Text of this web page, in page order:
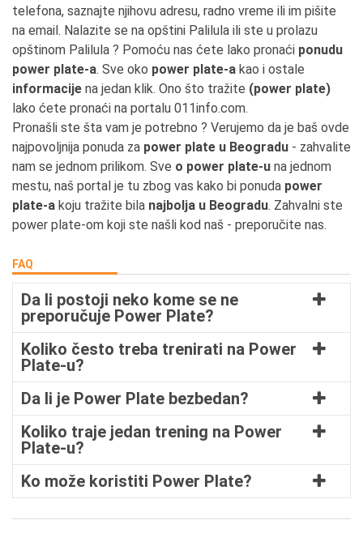
telefona, saznajte njihovu adresu, radno vreme ili im pišite
na email. Nalazite se na opštini Palilula ili ste u prolazu
opštinom Palilula ? Pomoću nas ćete lako pronaći ponudu
power plate-a. Sve oko power plate-a kao i ostale
informacije na jedan klik. Ono što tražite (power plate)
lako ćete pronaći na portalu 011info.com.
Pronašli ste šta vam je potrebno ? Verujemo da je baš ovde
najpovoljnija ponuda za power plate u Beogradu - zahvalite
nam se jednom prilikom. Sve o power plate-u na jednom
mestu, naš portal je tu zbog vas kako bi ponuda power
plate-a koju tražite bila najbolja u Beogradu. Zahvalni ste
power plate-om koji ste našli kod naš - preporučite nas.
FAQ
Da li postoji neko kome se ne
preporučuje Power Plate?
Koliko često treba trenirati na Power
Plate-u?
Da li je Power Plate bezbedan?
Koliko traje jedan trening na Power
Plate-u?
Ko može koristiti Power Plate?